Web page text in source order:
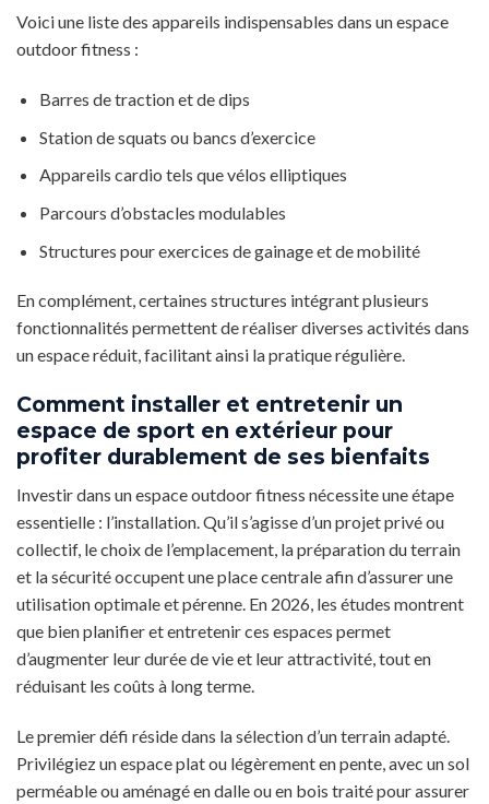
Voici une liste des appareils indispensables dans un espace
outdoor fitness :
Barres de traction et de dips
Station de squats ou bancs d’exercice
Appareils cardio tels que vélos elliptiques
Parcours d’obstacles modulables
Structures pour exercices de gainage et de mobilité
En complément, certaines structures intégrant plusieurs
fonctionnalités permettent de réaliser diverses activités dans
un espace réduit, facilitant ainsi la pratique régulière.
Comment installer et entretenir un
espace de sport en extérieur pour
profiter durablement de ses bienfaits
Investir dans un espace outdoor fitness nécessite une étape
essentielle : l’installation. Qu’il s’agisse d’un projet privé ou
collectif, le choix de l’emplacement, la préparation du terrain
et la sécurité occupent une place centrale afin d’assurer une
utilisation optimale et pérenne. En 2026, les études montrent
que bien planifier et entretenir ces espaces permet
d’augmenter leur durée de vie et leur attractivité, tout en
réduisant les coûts à long terme.
Le premier défi réside dans la sélection d’un terrain adapté.
Privilégiez un espace plat ou légèrement en pente, avec un sol
perméable ou aménagé en dalle ou en bois traité pour assurer